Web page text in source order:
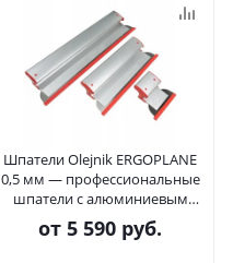
Шпатели Olejnik ERGOPLANE
0,5 мм — профессиональные
шпатели с алюминиевым
корпусом и сменными
лезвиями
от 5 590 руб.